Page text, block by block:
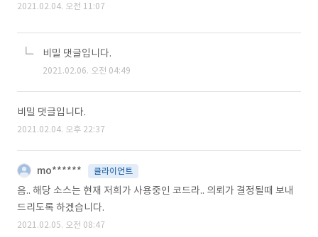
2021.02.04. 오전 11:07
비밀 댓글입니다.
2021.02.06. 오전 04:49
비밀 댓글입니다.
2021.02.04. 오후 22:37
mo****** 클라이언트
음.. 해당 소스는 현재 저희가 사용중인 코드라.. 의뢰가 결정될때 보내
드리도록 하겠습니다.
2021.02.05. 오전 08:47